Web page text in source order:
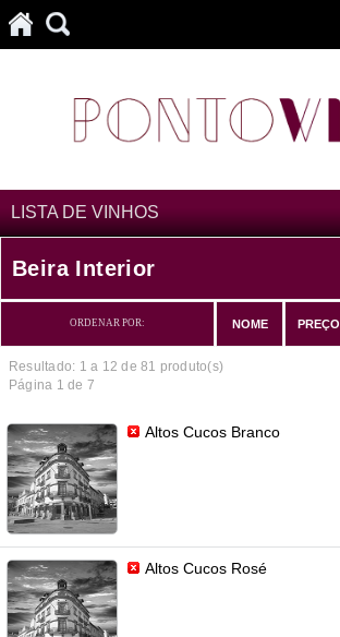
LISTA DE VINHOS
Beira Interior
ORDENAR POR: NOME PREÇO
Resultado: 1 a 12 de 81 produto(s)
Página 1 de 7
Altos Cucos Branco
Altos Cucos Rosé